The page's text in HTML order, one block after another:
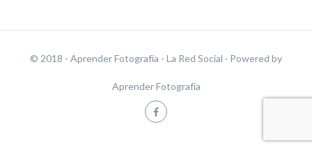
© 2018 - Aprender Fotografía - La Red Social · Powered by
Aprender Fotografía